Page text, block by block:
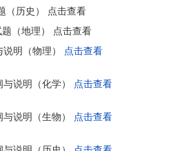
历史） 点击查看
（地理） 点击查看
明（物理）
点击查看
说明（化学） 点击查看
说明（生物） 点击查看